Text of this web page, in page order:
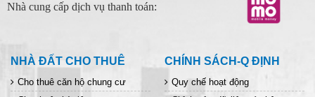
Nhà cung cấp dịch vụ thanh toán:
NHÀ ĐẤT CHO THUÊ
Cho thuê căn hộ chung cư
CHÍNH SÁCH-Q ĐỊNH
Quy chế hoạt động